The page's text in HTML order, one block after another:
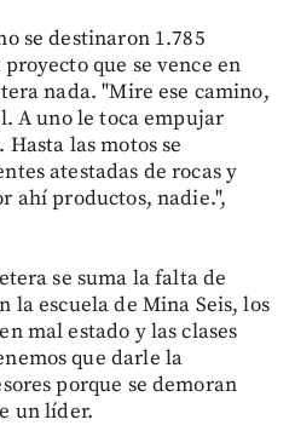
se destinaron 1.785
que se vence en
nada. "Mire ese camino,
A uno le toca empujar
las motos se
atestadas de rocas y
ahí productos, nadie.",
se suma la falta de
la escuela de Mina Seis, los
mal estado y las clases
que darle la
porque se demoran
un líder.